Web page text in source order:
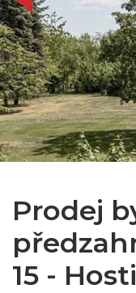
Prodej
15 -